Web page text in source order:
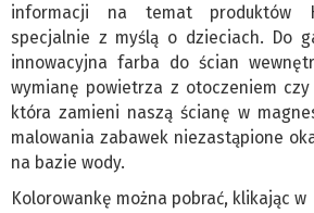
informacji na temat produktów
specjalnie z myślą o dzieciach. Do
innowacyjna farba do ścian
wymianę powietrza z otoczeniem
która zamieni naszą ścianę w
malowania zabawek niezastąpione
na bazie wody.
Kolorowankę można pobrać, klikając w